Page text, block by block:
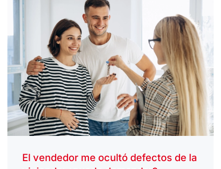
El vendedor me ocultó defectos de la